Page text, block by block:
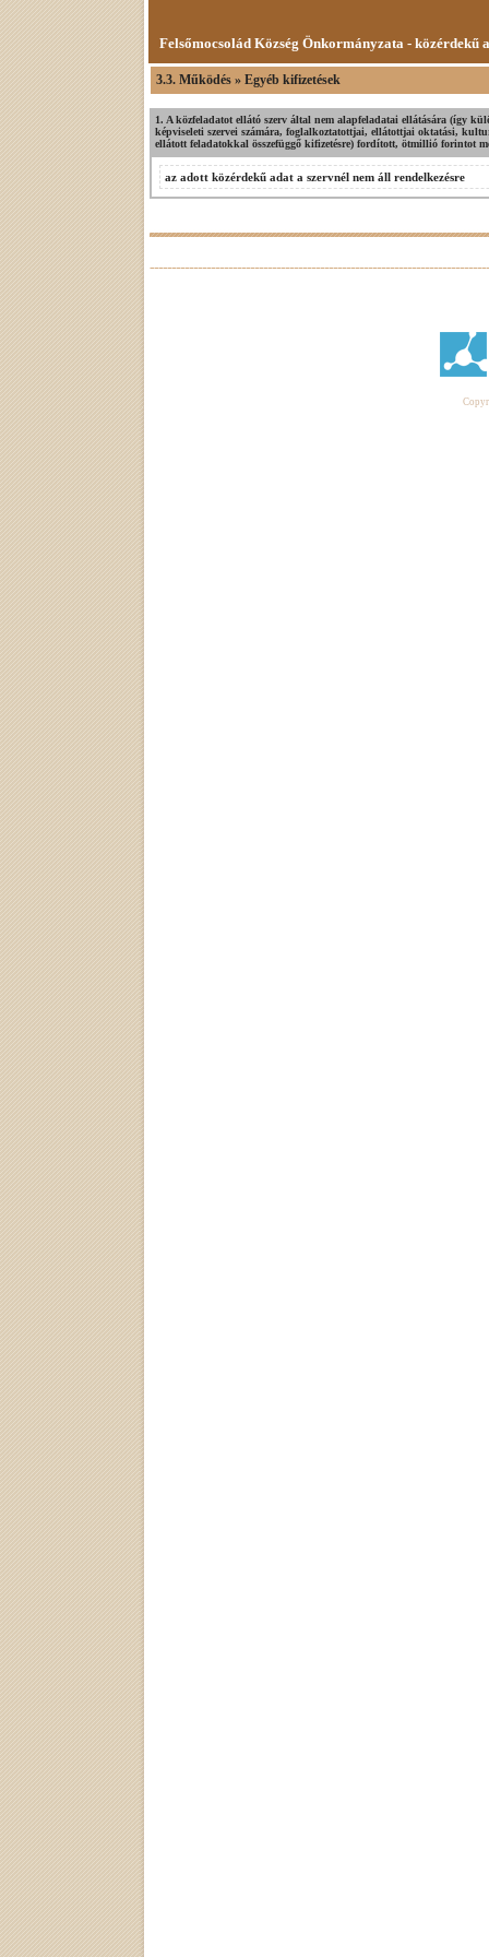
Felsőmocsolád Község Önkormányzata - közérdekű
3.3. Működés » Egyéb kifizetések
1. A közfeladatot ellátó szerv által nem alapfeladatai ellátására (így
képviseleti szervei számára, foglalkoztatottjai, ellátottjai oktatási,
ellátott feladatokkal összefüggő kifizetésre) fordított, ötmillió forintot
az adott közérdekű adat a szervnél nem áll rendelkezésre